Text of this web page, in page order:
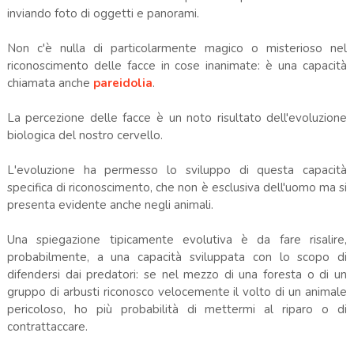
inviando foto di oggetti e panorami.
Non c'è nulla di particolarmente magico o misterioso nel
riconoscimento delle facce in cose inanimate: è una capacità
chiamata anche pareidolia.
La percezione delle facce è un noto risultato dell'evoluzione
biologica del nostro cervello.
L'evoluzione ha permesso lo sviluppo di questa capacità
specifica di riconoscimento, che non è esclusiva dell'uomo ma si
presenta evidente anche negli animali.
Una spiegazione tipicamente evolutiva è da fare risalire,
probabilmente, a una capacità sviluppata con lo scopo di
difendersi dai predatori: se nel mezzo di una foresta o di un
gruppo di arbusti riconosco velocemente il volto di un animale
pericoloso, ho più probabilità di mettermi al riparo o di
contrattaccare.